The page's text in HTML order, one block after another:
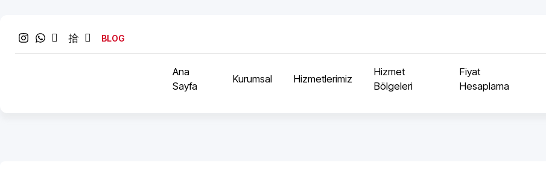
BLOG
Ana
Sayfa
Kurumsal Hizmetlerimiz
Hizmet
Bölgeleri
Fiyat
Hesaplama